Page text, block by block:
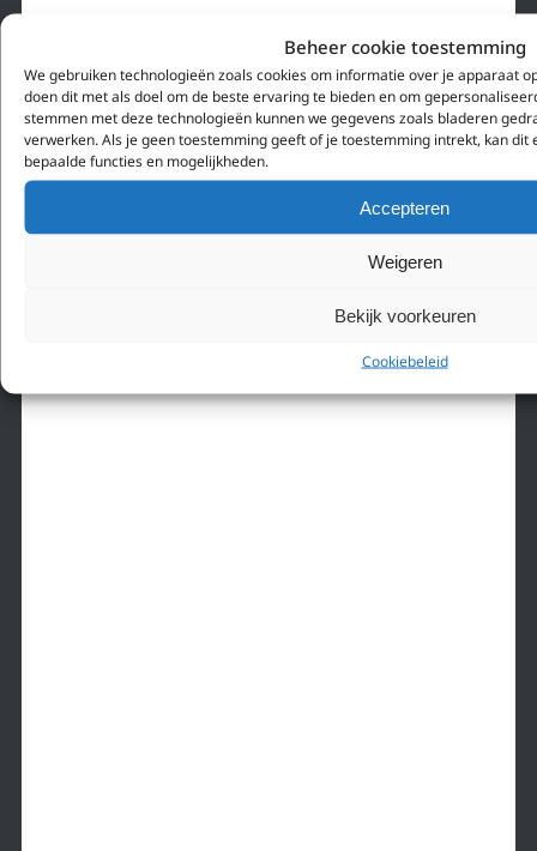
Beheer cookie toestemming
We gebruiken technologieën zoals cookies om informatie over je apparaat
doen dit met als doel om de beste ervaring te bieden en om
stemmen met deze technologieën kunnen we gegevens zoals bladeren
verwerken. Als je geen toestemming geeft of je toestemming intrekt, kan dit
bepaalde functies en mogelijkheden.
Accepteren
Weigeren
Bekijk voorkeuren
Cookiebeleid